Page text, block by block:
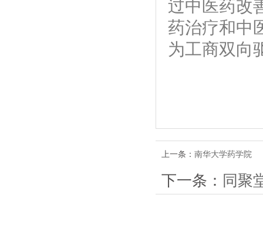
过中医药改
药治疗和中
为工商双向
上一条： 南华大学药学院
下一条： 同聚